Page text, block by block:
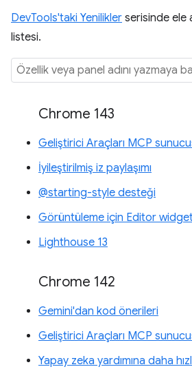
DevTools'taki Yenilikler serisinde ele
listesi.
Chrome 143
Geliştirici Araçları MCP
İyileştirilmiş iz paylaşımı
@starting-style desteği
Görüntüleme için Editor
Lighthouse 13
Chrome 142
Gemini'dan kod önerileri
Geliştirici Araçları MCP
Yapay zeka yardımına daha